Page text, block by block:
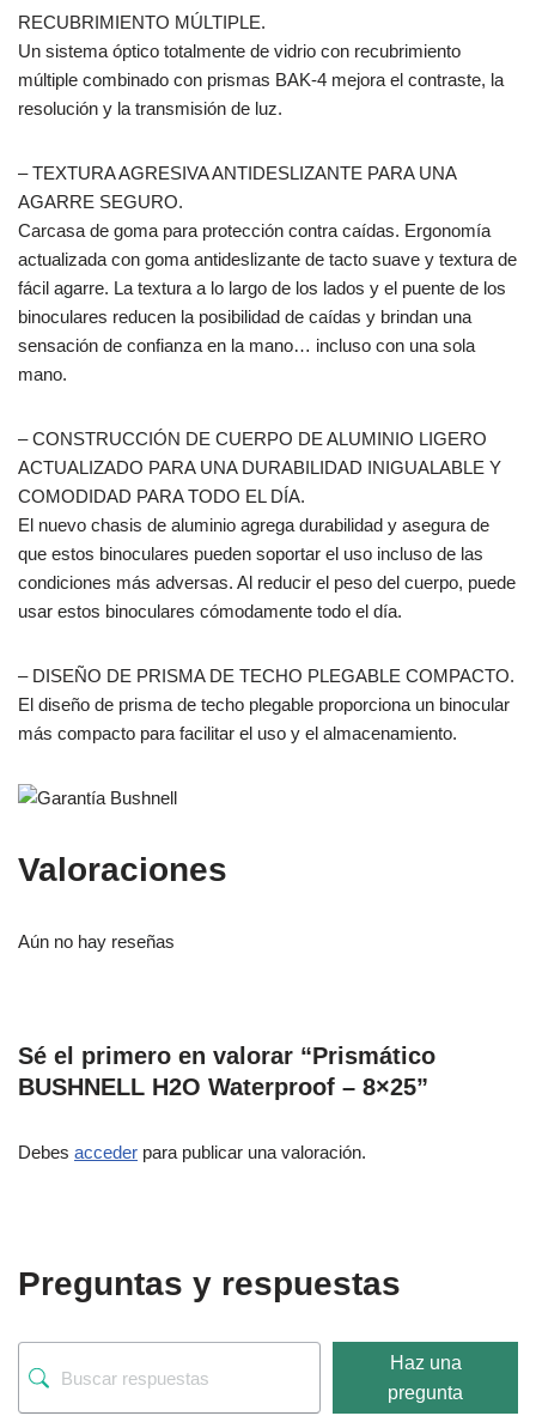
RECUBRIMIENTO MÚLTIPLE.
Un sistema óptico totalmente de vidrio con recubrimiento
múltiple combinado con prismas BAK-4 mejora el contraste, la
resolución y la transmisión de luz.
– TEXTURA AGRESIVA ANTIDESLIZANTE PARA UNA
AGARRE SEGURO.
Carcasa de goma para protección contra caídas. Ergonomía
actualizada con goma antideslizante de tacto suave y textura de
fácil agarre. La textura a lo largo de los lados y el puente de los
binoculares reducen la posibilidad de caídas y brindan una
sensación de confianza en la mano… incluso con una sola
mano.
– CONSTRUCCIÓN DE CUERPO DE ALUMINIO LIGERO
ACTUALIZADO PARA UNA DURABILIDAD INIGUALABLE Y
COMODIDAD PARA TODO EL DÍA.
El nuevo chasis de aluminio agrega durabilidad y asegura de
que estos binoculares pueden soportar el uso incluso de las
condiciones más adversas. Al reducir el peso del cuerpo, puede
usar estos binoculares cómodamente todo el día.
– DISEÑO DE PRISMA DE TECHO PLEGABLE COMPACTO.
El diseño de prisma de techo plegable proporciona un binocular
más compacto para facilitar el uso y el almacenamiento.
Valoraciones
Aún no hay reseñas
Sé el primero en valorar “Prismático
BUSHNELL H2O Waterproof – 8×25”
Debes acceder para publicar una valoración.
Preguntas y respuestas
Haz una
pregunta